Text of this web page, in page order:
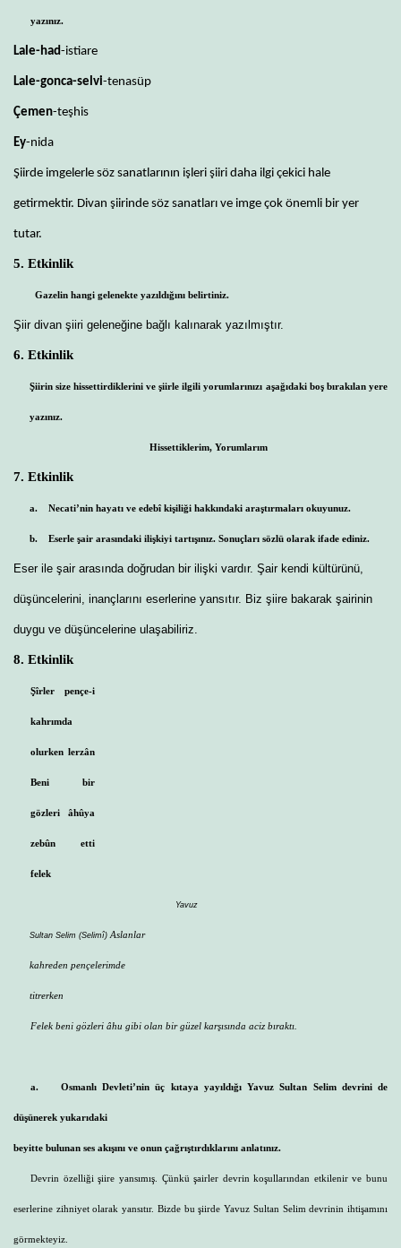
yazınız.
Lale-had-istiare
Lale-gonca-selvi-tenasüp
Çemen-teşhis
Ey-nida
Şiirde imgelerle söz sanatlarının işleri şiiri daha ilgi çekici hale
getirmektir. Divan şiirinde söz sanatları ve imge çok önemli bir yer
tutar.
5. Etkinlik
Gazelin hangi gelenekte yazıldığını belirtiniz.
Şiir divan şiiri geleneğine bağlı kalınarak yazılmıştır.
6. Etkinlik
Şiirin size hissettirdiklerini ve şiirle ilgili yorumlarınızı aşağıdaki boş bırakılan yere
yazınız.
Hissettiklerim, Yorumlarım
7. Etkinlik
a. Necati’nin hayatı ve edebî kişiliği hakkındaki araştırmaları okuyunuz.
b. Eserle şair arasındaki ilişkiyi tartışınız. Sonuçları sözlü olarak ifade ediniz.
Eser ile şair arasında doğrudan bir ilişki vardır. Şair kendi kültürünü,
düşüncelerini, inançlarını eserlerine yansıtır. Biz şiire bakarak şairinin
duygu ve düşüncelerine ulaşabiliriz.
8. Etkinlik
Şîrler pençe-i
kahrımda
olurken lerzân
Beni bir
gözleri âhûya
zebûn etti
felek
Yavuz
Sultan Selim (Selimî) Aslanlar
kahreden pençelerimde
titrerken
Felek beni gözleri âhu gibi olan bir güzel karşısında aciz bıraktı.
a. Osmanlı Devleti’nin üç kıtaya yayıldığı Yavuz Sultan Selim devrini de
düşünerek yukarıdaki
beyitte bulunan ses akışını ve onun çağrıştırdıklarını anlatınız.
Devrin özelliği şiire yansımış. Çünkü şairler devrin koşullarından etkilenir ve bunu
eserlerine zihniyet olarak yansıtır. Bizde bu şiirde Yavuz Sultan Selim devrinin ihtişamını
görmekteyiz.